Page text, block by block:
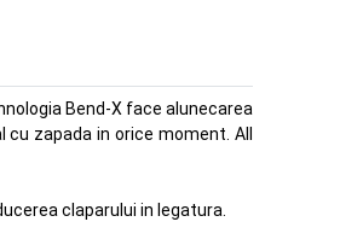
Bend-X face alunecarea
zapada in orice moment. All
claparului in legatura.